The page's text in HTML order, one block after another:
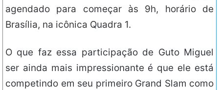
agendado para começar às 9h, horário de
Brasília, na icônica Quadra 1.
O que faz essa participação de Guto Miguel
ser ainda mais impressionante é que ele está
competindo em seu primeiro Grand Slam como